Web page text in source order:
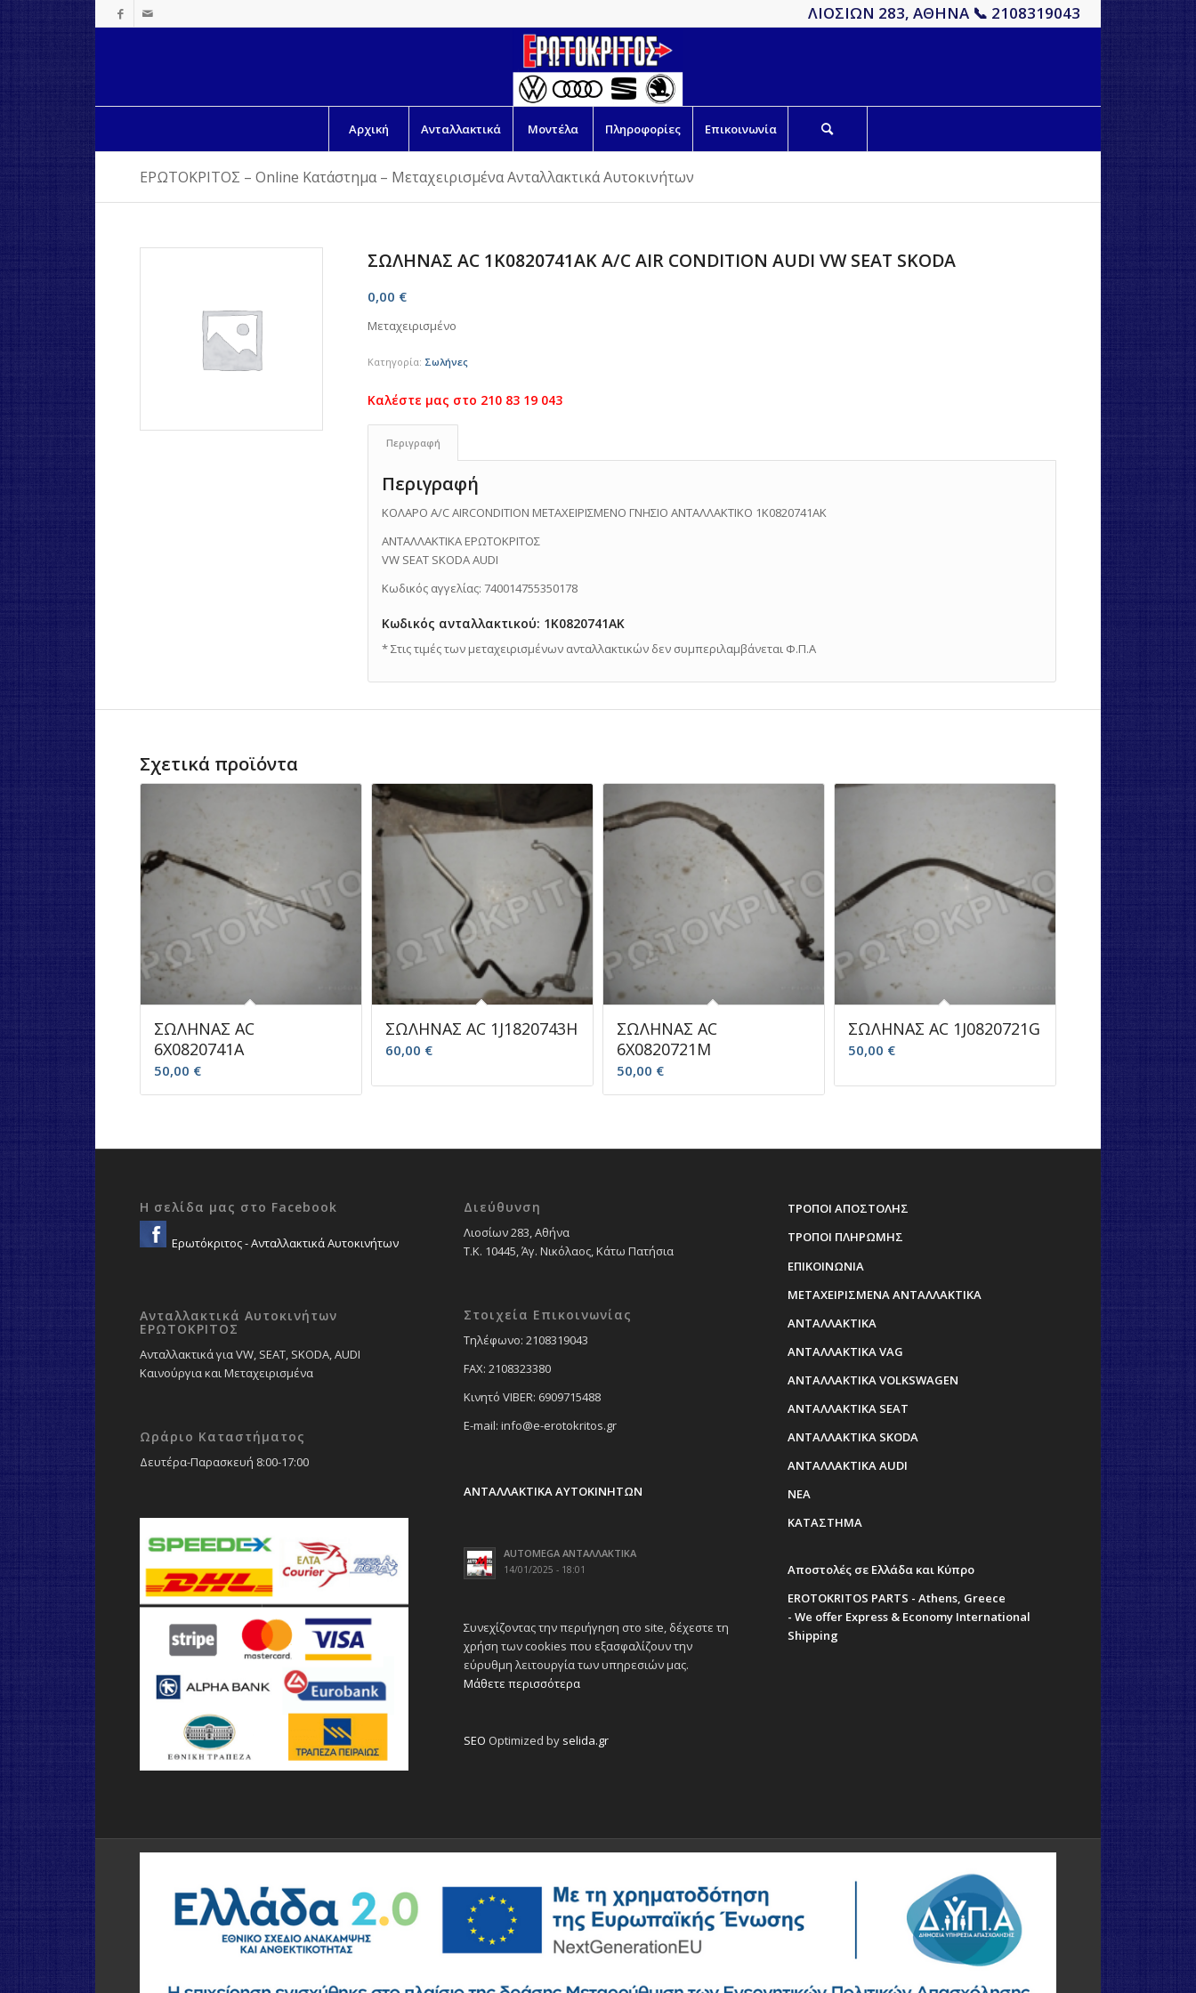
ΛΙΟΣΙΩΝ 283, ΑΘΗΝΑ 📞 2108319043
Αρχική Ανταλλακτικά Μοντέλα Πληροφορίες Επικοινωνία
ΕΡΩΤΟΚΡΙΤΟΣ – Online Κατάστημα – Μεταχειρισμένα Ανταλλακτικά Αυτοκινήτων
ΣΩΛΗΝΑΣ AC 1K0820741AK A/C AIR CONDITION AUDI VW SEAT SKODA
0,00 €
Μεταχειρισμένο
Κατηγορία: Σωλήνες
Περιγραφή
Περιγραφή
ΚΟΛΑΡΟ A/C AIRCONDITION ΜΕΤΑΧΕΙΡΙΣΜΕΝΟ ΓΝΗΣΙΟ ΑΝΤΑΛΛΑΚΤΙΚΟ 1K0820741AK
ΑΝΤΑΛΛΑΚΤΙΚΑ ΕΡΩΤΟΚΡΙΤΟΣ
VW SEAT SKODA AUDI
Κωδικός αγγελίας: 740014755350178
Κωδικός ανταλλακτικού: 1K0820741AK
* Στις τιμές των μεταχειρισμένων ανταλλακτικών δεν συμπεριλαμβάνεται Φ.Π.Α
Σχετικά προϊόντα
ΣΩΛΗΝΑΣ AC
6X0820741A
50,00 €
ΣΩΛΗΝΑΣ AC 1J1820743H
60,00 €
ΣΩΛΗΝΑΣ AC
6X0820721M
50,00 €
ΣΩΛΗΝΑΣ AC 1J0820721G
50,00 €
Η σελίδα μας στο Facebook
Ερωτόκριτος - Ανταλλακτικά Αυτοκινήτων
Ανταλλακτικά Αυτοκινήτων
ΕΡΩΤΟΚΡΙΤΟΣ
Ανταλλακτικά για VW, SEAT, SKODA, AUDI
Καινούργια και Μεταχειρισμένα
Ωράριο Καταστήματος
Δευτέρα-Παρασκευή 8:00-17:00
Διεύθυνση
Λιοσίων 283, Αθήνα
Τ.Κ. 10445, Άγ. Νικόλαος, Κάτω Πατήσια
Στοιχεία Επικοινωνίας
Tηλέφωνο: 2108319043
FAX: 2108323380
Κινητό VIBER: 6909715488
E-mail: info@e-erotokritos.gr
ΑΝΤΑΛΛΑΚΤΙΚΑ ΑΥΤΟΚΙΝΗΤΩΝ
AUTOMEGA ΑΝΤΑΛΛΑΚΤΙΚΑ
14/01/2025 - 18:01
Συνεχίζοντας την περιήγηση στο site, δέχεστε τη
χρήση των cookies που εξασφαλίζουν την
εύρυθμη λειτουργία των υπηρεσιών μας.
Μάθετε περισσότερα
SEO Optimized by selida.gr
ΤΡΟΠΟΙ ΑΠΟΣΤΟΛΗΣ
ΤΡΟΠΟΙ ΠΛΗΡΩΜΗΣ
ΕΠΙΚΟΙΝΩΝΙΑ
ΜΕΤΑΧΕΙΡΙΣΜΕΝΑ ΑΝΤΑΛΛΑΚΤΙΚΑ
ΑΝΤΑΛΛΑΚΤΙΚΑ
ΑΝΤΑΛΛΑΚΤΙΚΑ VAG
ΑΝΤΑΛΛΑΚΤΙΚΑ VOLKSWAGEN
ΑΝΤΑΛΛΑΚΤΙΚΑ SEAT
ΑΝΤΑΛΛΑΚΤΙΚΑ SKODA
ΑΝΤΑΛΛΑΚΤΙΚΑ AUDI
ΝΕΑ
ΚΑΤΑΣΤΗΜΑ
Αποστολές σε Ελλάδα και Κύπρο
EROTOKRITOS PARTS - Athens, Greece
- We offer Express & Economy International
Shipping